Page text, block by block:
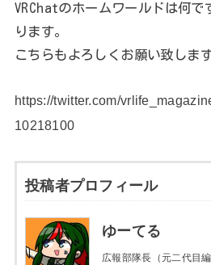
VRChatのホームワールドは何で
ります。
こちらもよろしくお願い致します
https://twitter.com/
10218100
投稿者プロフィール
ゆーてる
広報部隊長（元二代目編